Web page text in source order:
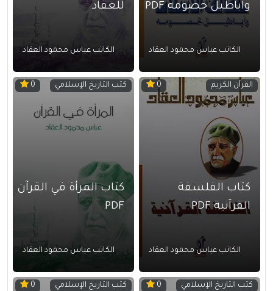
واباطيل خصومه PDF
الكاتب عباس محمود العقاد
للعقاد
الكاتب عباس محمود العقاد
القرآن الكريم 0
كتاب الفلسفة
القرآنية PDF
الكاتب عباس محمود العقاد
كتب التاريخ الإسلامي 0
كتاب المرأة في القرآن
PDF
الكاتب عباس محمود العقاد
كتب التاريخ الإسلامي 0 كتب التاريخ الإسلامي 0